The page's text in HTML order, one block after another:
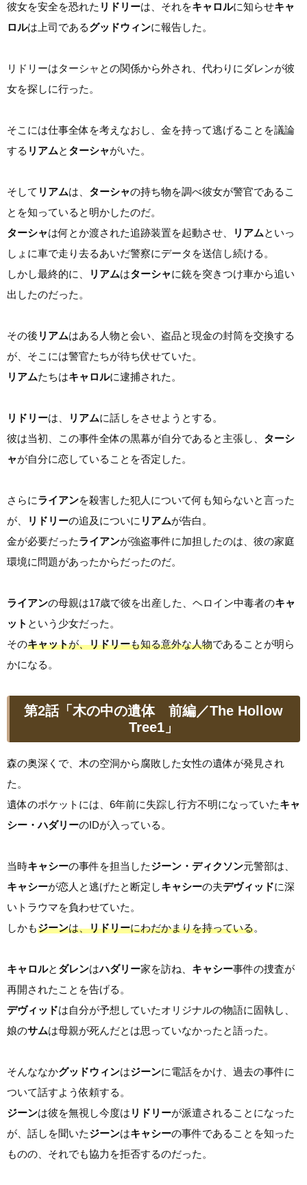
彼女を安全を恐れた リドリーは、それをキャロルに知らせキャ
ロルは上司であるグッドウィンに報告した。
リドリーはターシャとの関係から外され、代わりにダレンが彼
女を探しに行った。
そこには仕事全体を考えなおし、金を持って逃げることを議論
する リアムと ターシャがいた。
そして リアムは、 ターシャの持ち物を調べ彼女が警官であるこ
とを知っていると明かしたのだ。
ターシャは何とか渡された追跡装置を起動させ、 リアムといっ
しょに車で走り去るあいだ警察にデータを送信し続ける。
しかし最終的に、
リアムはターシャに銃を突きつけ車から追い
出したのだった。
その後 リアムはある人物と会い、盗品と現金の封筒を交換する
が、そこには警官たちが待ち伏せていた。
リアムたちはキャロルに逮捕された。
リドリーは、 リアムに話しをさせようとする。
彼は当初、この事件全体の黒幕が自分であると主張し、 ターシ
ャが自分に恋していることを否定した。
さらにライアンを殺害した犯人について何も知らないと言った
が、
リドリーの追及についに リアムが告白。
金が必要だったライアンが強盗事件に加担したのは、彼の家庭
環境に問題があったからだったのだ。
ライアンの母親は17歳で彼を出産した、ヘロイン中毒者のキャ
ット という少女だった。
そのキャットが、リドリーも知る意外な人物であることが明ら
かになる。
第2話「木の中の遺体 前編／The Hollow
Tree1」
森の奥深くで、木の空洞から腐敗した女性の遺体が発見され
た。
遺体のポケットには、6年前に失踪し行方不明になっていたキャ
シー・ハダリーのIDが入っている。
当時キャシーの事件を担当したジーン・ディクソン元警部は、
キャシーが恋人と逃げたと断定しキャシーの夫デヴィッドに深
いトラウマを負わせていた。
しかもジーンは、リドリーにわだかまりを持っている。
キャロルと ダレンはハダリー家を訪ね、 キャシー事件の捜査が
再開されたことを告げる。
デヴィッドは自分が予想していたオリジナルの物語に固執し、
娘のサムは母親が死んだとは思っていなかったと語った。
そんななかグッドウィンはジーンに電話をかけ、過去の事件に
ついて話すよう依頼する。
ジーンは彼を無視し今度は リドリーが派遣されることになった
が、話しを聞いたジーンはキャシーの事件であることを知った
ものの、それでも協力を拒否するのだった。